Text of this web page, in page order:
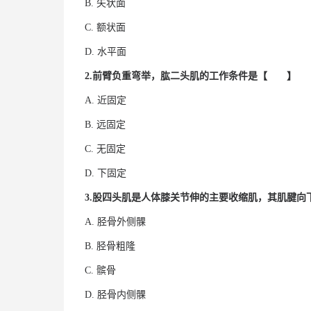
B. 矢状面
C. 额状面
D. 水平面
2.前臂负重弯举，肱二头肌的工作条件是【 】
A. 近固定
B. 远固定
C. 无固定
D. 下固定
3.股四头肌是人体膝关节伸的主要收缩肌，其肌腱
A. 胫骨外侧髁
B. 胫骨粗隆
C. 髌骨
D. 胫骨内侧髁